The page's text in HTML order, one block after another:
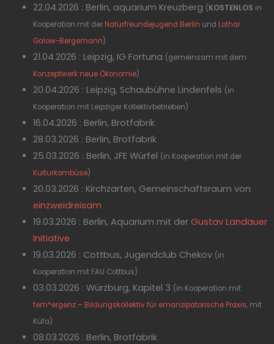
22.04.2026 : Berlin, aquarium Kreuzberg (KOSTENLOS in
Kooperation mit der Naturfreundejugend Berlin und Lothar
Galow-Bergemann)
21.04.2026 : Leipzig, IG Fortuna (gemeinsam mit dem
Konzeptwerk neue Ökonomie)
20.04.2026 : Leipzig, Schaubühne Lindenfels (in
Kooperation mit Leipziger Kollektivbetrieben)
16.04.2026 : Berlin, Brotfabrik
28.03.2026 : Berlin, Brotfabrik
25.03.2026 : Berlin, JFE Würfel (in Kooperation mit der
Kulturkombüse)
20.03.2026 : Kirchzarten, Gemeinschaftsraum von
einzweidreisam
19.03.2026 : Berlin, Aquarium mit der Gustav Landauer
Initiative
19.03.2026 : Cottbus, Jugendclub Chekov (in
Kooperation mit FAU Cottbus)
03.03.2026 : Würzburg, Kapitel 3 (in Kooperation mit
fem*ergenz – Bildungskollektiv für emanzipatorische Praxis, mit
Küfa)
08.03.2026 : Berlin, Brotfabrik